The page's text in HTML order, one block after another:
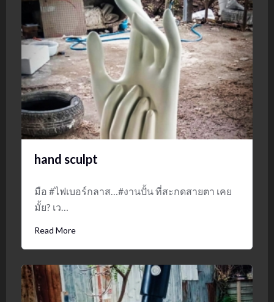
hand sculpt
มือ #ไฟเบอร์กลาส…#งานปั้น ที่สะกดสายตา เคย
มั้ย? เว…
Read More